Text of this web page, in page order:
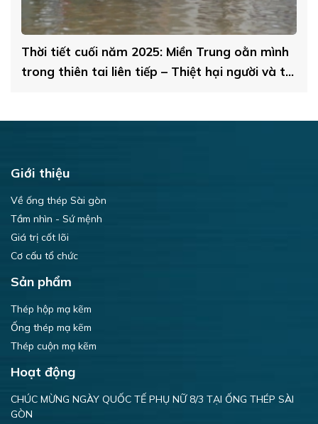
Thời tiết cuối năm 2025: Miền Trung oằn mình
trong thiên tai liên tiếp – Thiệt hại người và tài
Giới thiệu
Về ống thép Sài gòn
Tầm nhìn - Sứ mệnh
Giá trị cốt lõi
Cơ cấu tổ chức
Sản phẩm
Thép hộp mạ kẽm
Ống thép mạ kẽm
Thép cuộn mạ kẽm
Hoạt động
CHÚC MỪNG NGÀY QUỐC TẾ PHỤ NỮ 8/3 TẠI ỐNG THÉP SÀI
GÒN